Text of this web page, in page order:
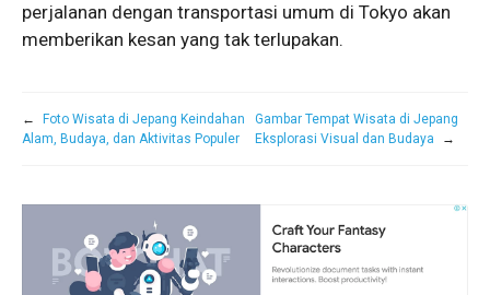
perjalanan dengan transportasi umum di Tokyo akan
memberikan kesan yang tak terlupakan.
←
Foto Wisata di Jepang Keindahan
Alam, Budaya, dan Aktivitas Populer
Gambar Tempat Wisata di Jepang
Eksplorasi Visual dan Budaya
→